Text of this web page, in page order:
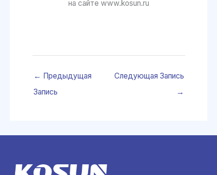
на сайте www.kosun.ru
← Предыдущая
Запись
Следующая Запись
→